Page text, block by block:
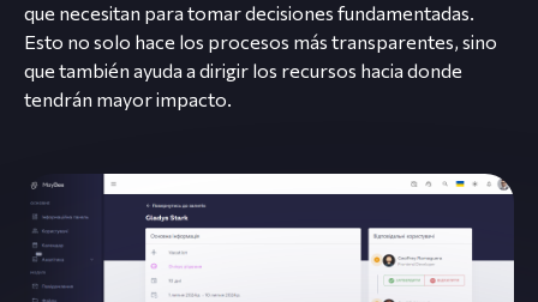
que necesitan para tomar decisiones fundamentadas.
Esto no solo hace los procesos más transparentes, sino
que también ayuda a dirigir los recursos hacia donde
tendrán mayor impacto.